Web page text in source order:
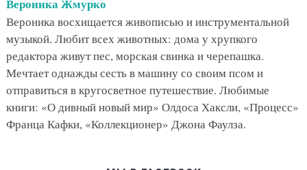
Вероника Жмурко
Вероника восхищается живописью и инструментальной
музыкой. Любит всех животных: дома у хрупкого
редактора живут пес, морская свинка и черепашка.
Мечтает однажды сесть в машину со своим псом и
отправиться в кругосветное путешествие. Любимые
книги: «О дивный новый мир» Олдоса Хаксли, «Процесс»
Франца Кафки, «Коллекционер» Джона Фаулза.